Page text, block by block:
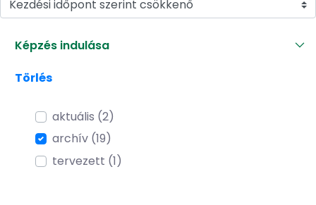
Kezdési időpont szerint csökkenő
Képzés indulása
Törlés
aktuális (2)
archív (19)
tervezett (1)